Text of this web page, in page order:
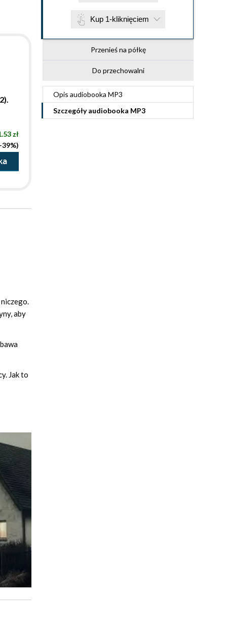
Kup 1-kliknięciem
Przenieś na półkę
Do przechowalni
Opis audiobooka MP3
Szczegółyaudiobooka MP3
zł
39%)
aby
Jak to